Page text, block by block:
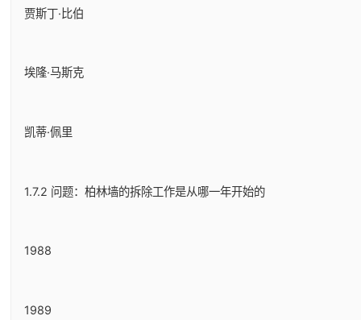
贾斯丁·比伯
埃隆·马斯克
凯蒂·佩里
1.7.2 问题：柏林墙的拆除工作是从哪一年开始的
1988
1989